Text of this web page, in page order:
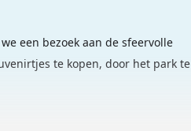
een bezoek aan de sfeervolle
te kopen, door het park te